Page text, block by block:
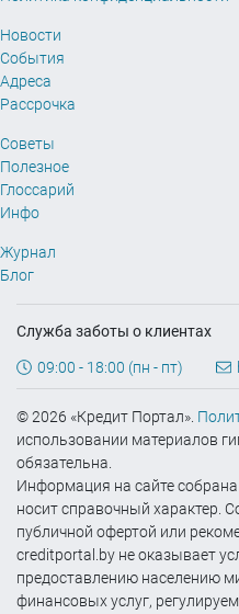
Новости
События
Адреса
Рассрочка
Советы
Полезное
Глоссарий
Инфо
Журнал
Блог
Служба заботы о клиентах
09:00 - 18:00 (пн - пт)
© 2026 «Кредит Портал».
использовании материалов
обязательна.
Информация на сайте
носит справочный характер.
публичной офертой или
creditportal.by не оказывает
предоставлению населению
финансовых услуг,